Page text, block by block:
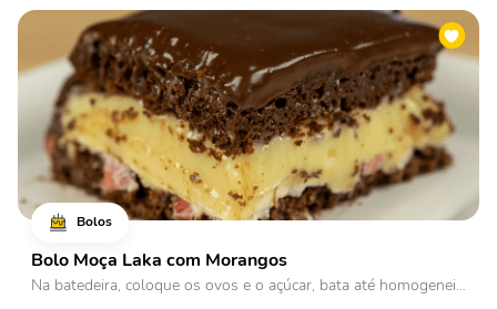
Bolos
Bolo Moça Laka com Morangos
Na batedeira, coloque os ovos e o açúcar, bata até homogenei...